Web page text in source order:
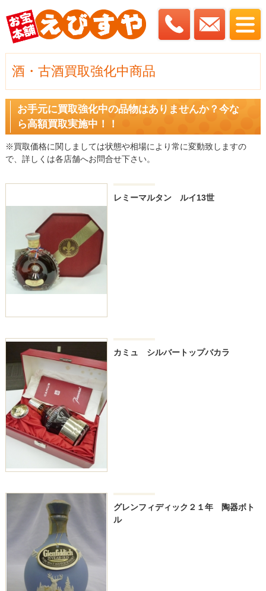
酒・古酒買取強化中商品
お手元に買取強化中の品物はありませんか？今な
ら高額買取実施中！！
※買取価格に関しましては状態や相場により常に変動致しますの
で、詳しくは各店舗へお問合せ下さい。
レミーマルタン ルイ13世
カミュ シルバートップバカラ
グレンフィディック２１年 陶器ボト
ル